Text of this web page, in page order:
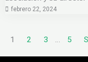
febrero 22, 2024
1 2 3 … 5